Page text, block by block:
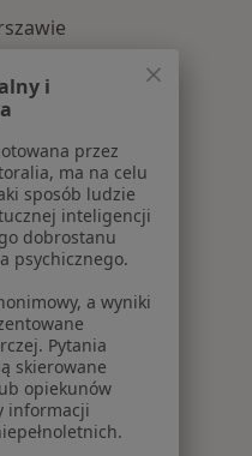
leczone
Warszawie
w Warszawie
Warszawie
Warszawie
i
przez
ma na celu
sposób ludzie
inteligencji
dobrostanu
psychicznego.
a wyniki
Pytania
skierowane
opiekunów
informacji